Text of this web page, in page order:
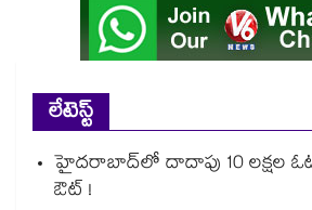
లేటెస్ట్
హైదరాబాద్⁫లో దాదాపు 10 లక్షల
ఔట్ !